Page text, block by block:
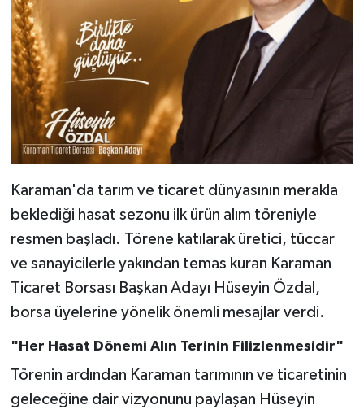
Karaman'da tarım ve ticaret dünyasının merakla
beklediği hasat sezonu ilk ürün alım töreniyle
resmen başladı. Törene katılarak üretici, tüccar
ve sanayicilerle yakından temas kuran Karaman
Ticaret Borsası Başkan Adayı Hüseyin Özdal,
borsa üyelerine yönelik önemli mesajlar verdi.
"Her Hasat Dönemi Alın Terinin Filizlenmesidir"
Törenin ardından Karaman tarımının ve ticaretinin
geleceğine dair vizyonunu paylaşan Hüseyin